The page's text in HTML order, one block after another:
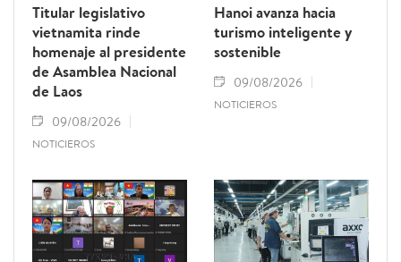
Titular legislativo
vietnamita rinde
homenaje al presidente
de Asamblea Nacional
de Laos
09/08/2026
NOTICIEROS
Hanoi avanza hacia
turismo inteligente y
sostenible
09/08/2026
NOTICIEROS